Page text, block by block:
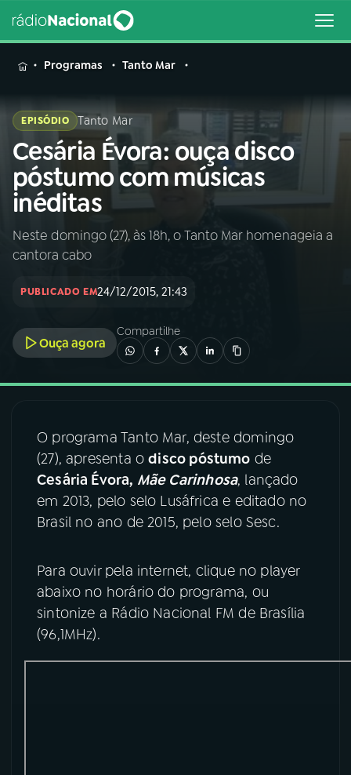
MENU
Buscar
na
Rádio
Nacional
Buscar
AO VIVO
INÍCIO
A RÁDIO
03PROGRAMAÇÃO
04PROGRAMAS
PODCASTS
07 ÚLTIMAS
Programas Tanto Mar
EPISÓDIO Tanto Mar
Cesária Évora: ouça disco
póstumo com músicas
inéditas
Neste domingo (27), às 18h, o Tanto Mar homenageia a
cantora cabo
PUBLICADO EM24/12/2015, 21:43
Ouça agora
Compartilhe
O programa Tanto Mar, deste domingo
(27), apresenta odisco póstumo de
Cesária Évora, Mãe Carinhosa, lançado
em 2013, pelo selo Lusáfrica e editado no
Brasil no ano de 2015, pelo selo Sesc.
Para ouvir pela internet, clique no player
abaixo no horário do programa, ou
sintonize a Rádio Nacional FM de Brasília
(96,1MHz).